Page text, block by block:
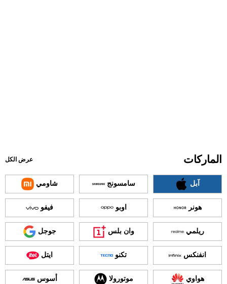
الماركات عرض الكل
آبل سامسونج شاومي
هونر اوبو فيفو
ريلمي وان بلس جوجل
انفنكس تكنو ايتل
هواوي موتورولا أسوس